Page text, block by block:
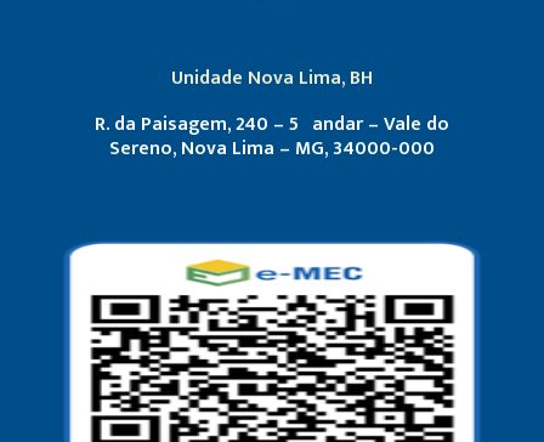
Unidade Nova Lima, BH
R. da Paisagem, 240 – 5º andar – Vale do
Sereno, Nova Lima – MG, 34000-000